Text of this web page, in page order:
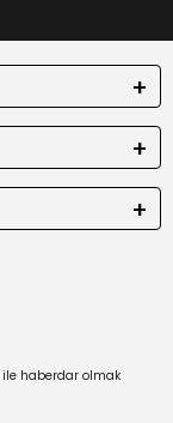
haberdar olmak